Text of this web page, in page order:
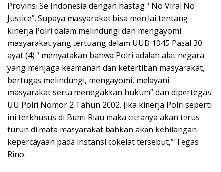
Provinsi Se Indonesia dengan hastag “ No Viral No
Justice”. Supaya masyarakat bisa menilai tentang
kinerja Polri dalam melindungi dan mengayomi
masyarakat yang tertuang dalam UUD 1945 Pasal 30
ayat (4) “ menyatakan bahwa Polri adalah alat negara
yang menjaga keamanan dan ketertiban masyarakat,
bertugas melindungi, mengayomi, melayani
masyarakat serta menegakkan hukum” dan dipertegas
UU Polri Nomor 2 Tahun 2002. Jika kinerja Polri seperti
ini terkhusus di Bumi Riau maka citranya akan terus
turun di mata masyarakat bahkan akan kehilangan
kepercayaan pada instansi cokelat tersebut,” Tegas
Rino.